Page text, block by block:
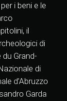
i beni e le
il
di
du Grand-
di
d’Abruzzo
Garda